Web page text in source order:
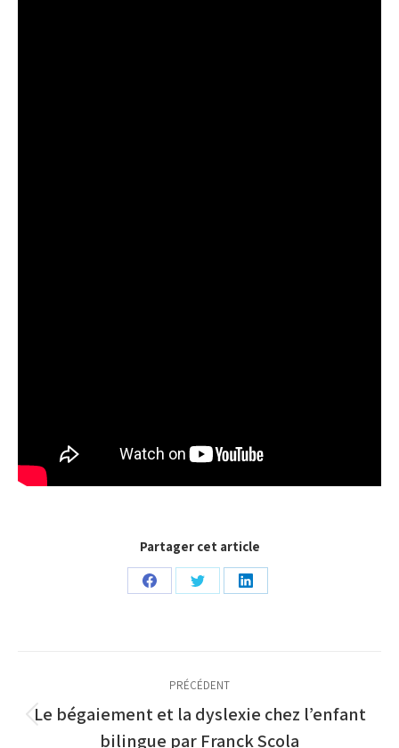
Partager cet article
PartagerPartagerPartager
article
PRÉCÉDENT
Article
Le bégaiement et la dyslexie chez l’enfant
bilingue par Franck Scola